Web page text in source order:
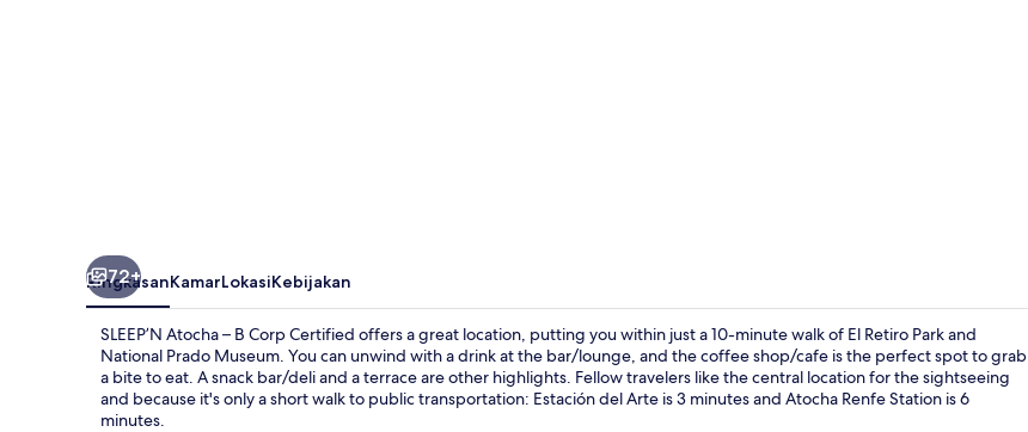
72+
RingkasanKamarLokasiKebijakan
SLEEP’N Atocha – B Corp Certified offers a great location, putting you within just a 10-minute walk of El Retiro Park and
National Prado Museum. You can unwind with a drink at the bar/lounge, and the coffee shop/cafe is the perfect spot to grab
a bite to eat. A snack bar/deli and a terrace are other highlights. Fellow travelers like the central location for the sightseeing
and because it's only a short walk to public transportation: Estación del Arte is 3 minutes and Atocha Renfe Station is 6
minutes.